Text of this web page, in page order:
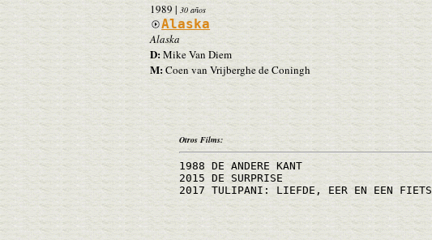
1989 | 30 años
Alaska
Alaska
D:Mike Van Diem
M:Coen van Vrijberghe de Coningh
Otros Films:
1988 DE ANDERE KANT
2015 DE SURPRISE
2017 TULIPANI: LIEFDE, EER EN EEN FIETS